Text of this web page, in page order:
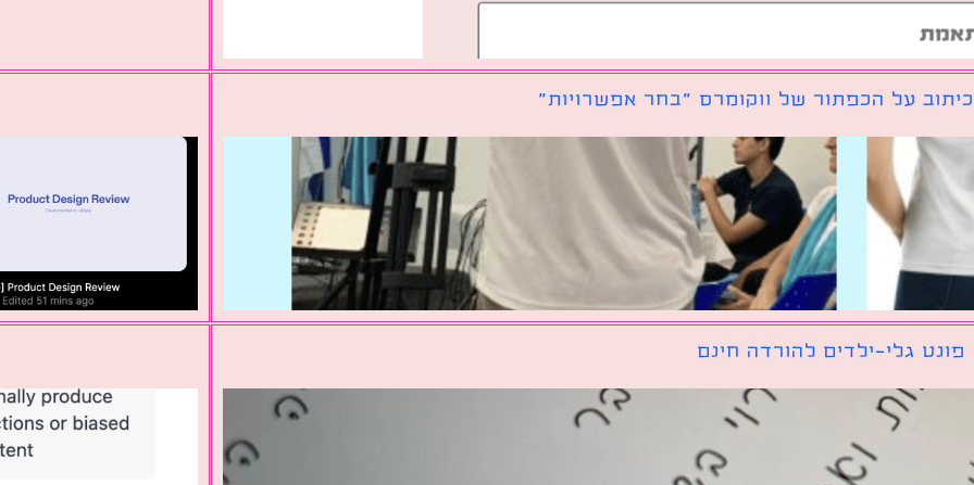
על הכפתור של ווקומרס ״בחר אפשרויות״
פונט גלי-ילדים להורדה חינם